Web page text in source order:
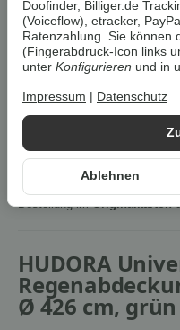
Artikelnummer:
HAN:4005998234907
Kategorie:Camping &
Beschreibung
Umwelt zu schonen
,
Umverpackungen. Wenn
Bestellung imOriginalkarton
HUDORA
Ø 426 cm, grün
Ablehnen
Doofinder, Billiger.de
(Voiceflow), etracker,
Ratenzahlung. Sie können
(Fingerabdruck-Icon links
unter Konfigurieren und in
Impressum Datenschutz